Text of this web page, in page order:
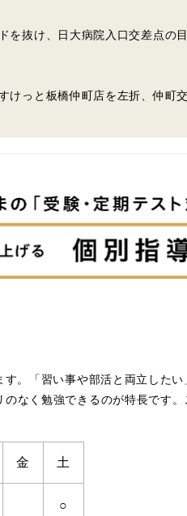
抜け、日大病院入口交差点の
っと板橋仲町店を左折、仲町
。「習い事や部活と両立した
なく勉強できるのが特長です
金 土
○